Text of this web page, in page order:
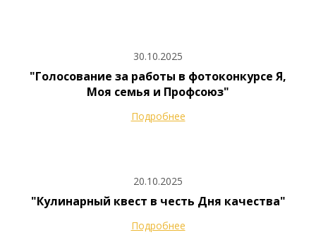
30.10.2025
"Голосование за работы в фотоконкурсе Я,
Моя семья и Профсоюз"
Подробнее
20.10.2025
"Кулинарный квест в честь Дня качества"
Подробнее